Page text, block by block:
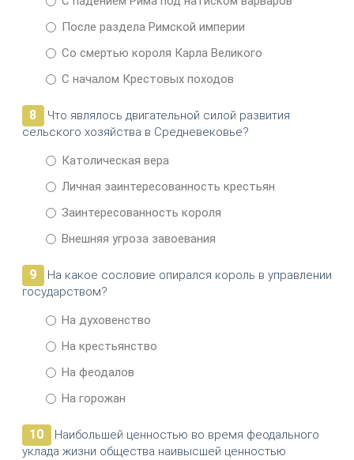
После раздела Римской империи
Со смертью короля Карла Великого
С началом Крестовых походов
8
Что являлось двигательной силой развития
сельского хозяйства в Средневековье?
Католическая вера
Личная заинтересованность крестьян
Заинтересованность короля
Внешняя угроза завоевания
9
На какое сословие опирался король в управлении
государством?
На духовенство
На крестьянство
На феодалов
На горожан
10
Наибольшей ценностью во время феодального
уклада жизни общества наивысшей ценностью